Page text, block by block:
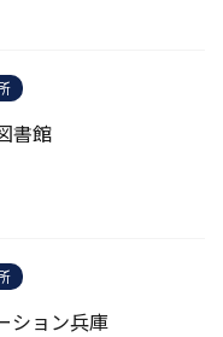
書館
ション兵庫